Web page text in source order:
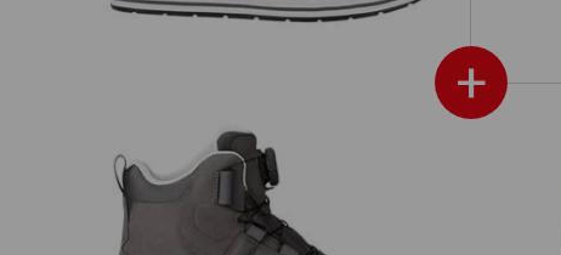
+
e.s. O2 Berufsschuhe Tethys mid